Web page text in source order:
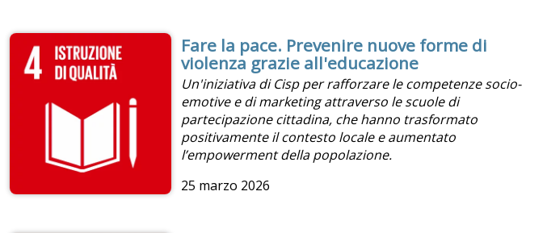
Fare la pace. Prevenire nuove forme di
violenza grazie all'educazione
Un'iniziativa di Cisp per rafforzare le competenze socio-
emotive e di marketing attraverso lescuole di
partecipazione cittadina, che hanno trasformato
positivamente il contesto locale e aumentato
l’empowerment della popolazione.
25 marzo 2026